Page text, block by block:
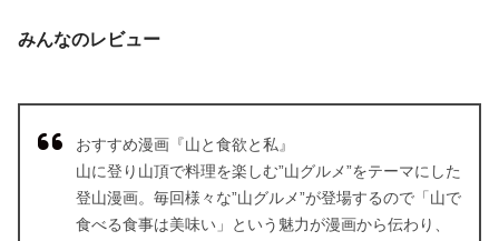
みんなのレビュー
おすすめ漫画『山と食欲と私』
山に登り山頂で料理を楽しむ”山グルメ”をテーマにした
登山漫画。毎回様々な”山グルメ”が登場するので「山で
食べる食事は美味い」という魅力が漫画から伝わり、